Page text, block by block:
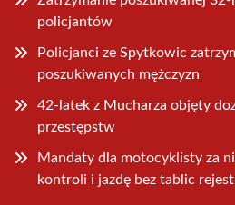
policjantów
Policjanci ze Spytkowic
poszukiwanych mężczyzn
42-latek z Mucharza objęty
przestępstw
Mandaty dla motocyklisty za
kontroli i jazdę bez tablic